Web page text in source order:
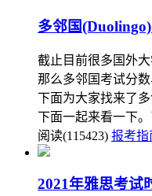
多邻国
截止目前很多国外
那么多邻国考试分
下面为大家找来了
下面一起来看一下。
阅读(115423) 报考指
2021年雅思考试